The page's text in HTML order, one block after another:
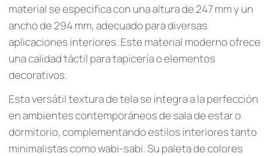
material se especifica con una altura de 247 mm y un
ancho de 294 mm, adecuado para diversas
aplicaciones interiores. Este material moderno ofrece
una calidad táctil para tapicería o elementos
decorativos.
Esta versátil textura de tela se integra a la perfección
en ambientes contemporáneos de sala de estar o
dormitorio, complementando estilos interiores tanto
minimalistas como wabi-sabi. Su paleta de colores